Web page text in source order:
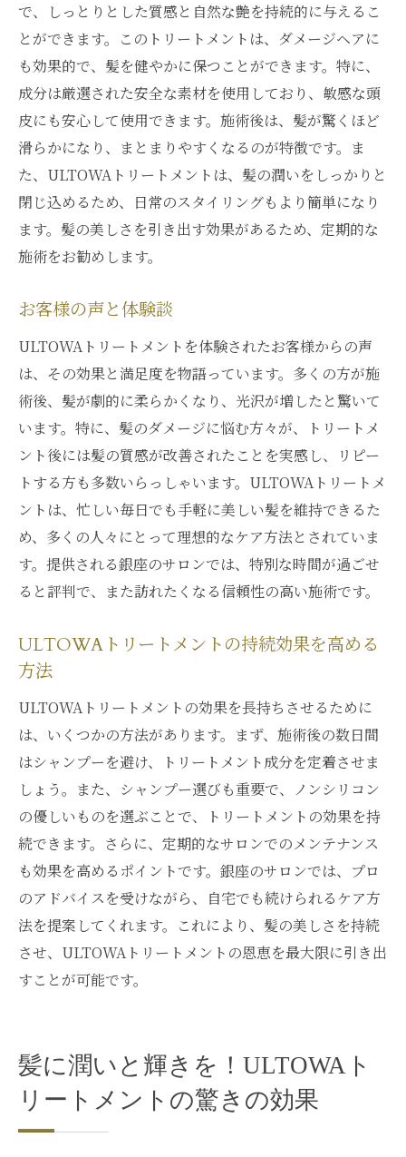
スタイリングが楽になる理由
ULTOWAトリートメント後のおすすめスタ
イリング法
日常の髪の扱い方改善アドバイス
スタイリング製品との相性
髪を守るためのスタイリングテクニック
トレンドスタイルとULTOWAトリートメン
トの組み合わせ
銀座でしか味わえないULTOWAトリートメント
贅沢な時間を過ごすためのサロン選び
特別な日にぴったりのトリートメント
ULTOWAトリートメントのプレミアムプラ
ン
銀座ならではの特典とサービス
贅沢な体験を写真で振り返る
記念日やイベントに最適なプラン
髪の美しさを引き出すULTOWAトリートメント
の新しい可能性
新しい髪の美しさを引き出す技術
ULTOWAトリートメントの長期的な効果
美しい髪を保つためのサポート体制
ULTOWAトリートメントが提供する新しい
価値
で、しっとりとした質感と自然な艶を持続的に与えるこ
とができます。このトリートメントは、ダメージヘアに
も効果的で、髪を健やかに保つことができます。特に、
成分は厳選された安全な素材を使用しており、敏感な頭
皮にも安心して使用できます。施術後は、髪が驚くほど
滑らかになり、まとまりやすくなるのが特徴です。ま
た、ULTOWAトリートメントは、髪の潤いをしっかりと
閉じ込めるため、日常のスタイリングもより簡単になり
ます。髪の美しさを引き出す効果があるため、定期的な
施術をお勧めします。
お客様の声と体験談
ULTOWAトリートメントを体験されたお客様からの声
は、その効果と満足度を物語っています。多くの方が施
術後、髪が劇的に柔らかくなり、光沢が増したと驚いて
います。特に、髪のダメージに悩む方々が、トリートメ
ント後には髪の質感が改善されたことを実感し、リピー
トする方も多数いらっしゃいます。ULTOWAトリートメ
ントは、忙しい毎日でも手軽に美しい髪を維持できるた
め、多くの人々にとって理想的なケア方法とされていま
す。提供される銀座のサロンでは、特別な時間が過ごせ
ると評判で、また訪れたくなる信頼性の高い施術です。
ULTOWAトリートメントの持続効果を高める
方法
ULTOWAトリートメントの効果を長持ちさせるために
は、いくつかの方法があります。まず、施術後の数日間
はシャンプーを避け、トリートメント成分を定着させま
しょう。また、シャンプー選びも重要で、ノンシリコン
の優しいものを選ぶことで、トリートメントの効果を持
続できます。さらに、定期的なサロンでのメンテナンス
も効果を高めるポイントです。銀座のサロンでは、プロ
のアドバイスを受けながら、自宅でも続けられるケア方
法を提案してくれます。これにより、髪の美しさを持続
させ、ULTOWAトリートメントの恩恵を最大限に引き出
すことが可能です。
髪に潤いと輝きを！ULTOWAト
リートメントの驚きの効果